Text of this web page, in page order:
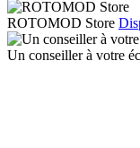
ROTOMOD Store
Un conseiller à votre